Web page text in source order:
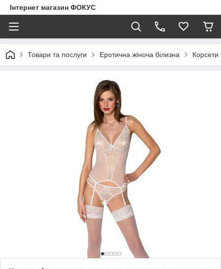
Інтернет магазин ФОКУС
Товари та послуги Еротична жіноча білизна Корсети